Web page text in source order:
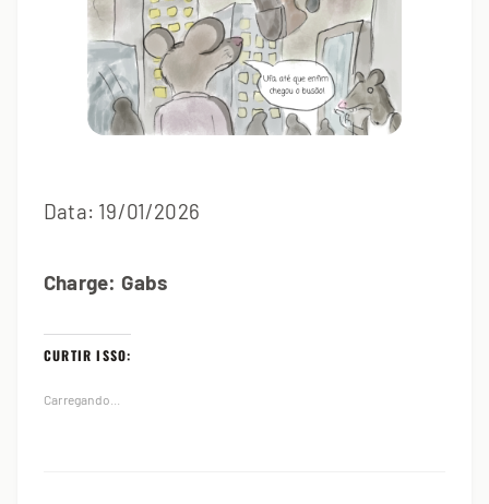
Data: 19/01/2026
Charge: Gabs
CURTIR ISSO:
Carregando...